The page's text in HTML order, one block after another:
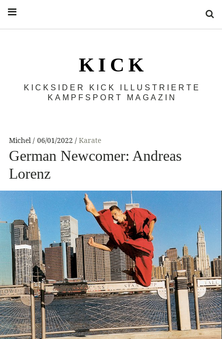
K I C K
KICKSIDER KICK ILLUSTRIERTE
KAMPFSPORT MAGAZIN
Michel 06/01/2022 Karate
German Newcomer: Andreas
Lorenz